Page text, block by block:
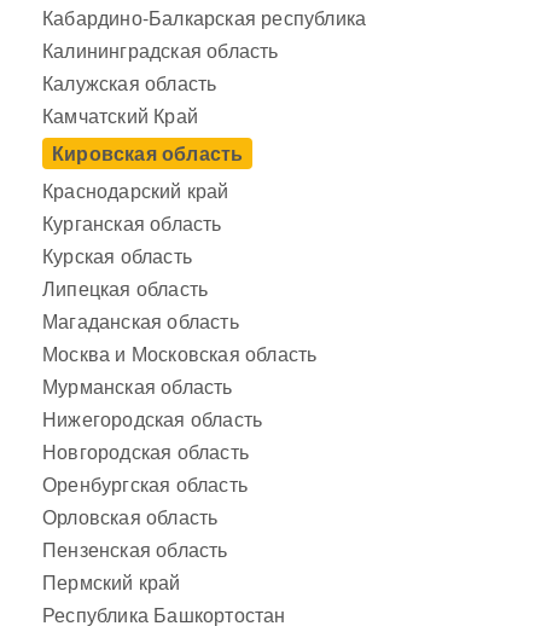
Кабардино-Балкарская республика
Калининградская область
Калужская область
Камчатский Край
Кировская область
Краснодарский край
Курганская область
Курская область
Липецкая область
Магаданская область
Москва и Московская область
Мурманская область
Нижегородская область
Новгородская область
Оренбургская область
Орловская область
Пензенская область
Пермский край
Республика Башкортостан